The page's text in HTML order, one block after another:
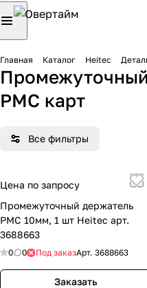
Главная Каталог Heitec
PMC карт
Все фильтры
Цена по запросу
Промежуточный держатель
PMC 10мм, 1 шт Heitec арт.
3688663
0 0 Под заказАрт. 3688663
Заказать